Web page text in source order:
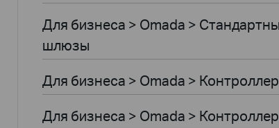
Для бизнеса > Omada >
шлюзы
Для бизнеса > Omada >
Для бизнеса > Omada >